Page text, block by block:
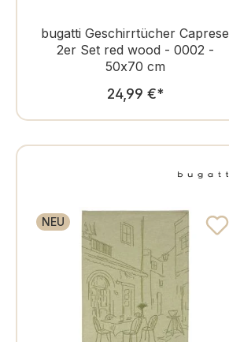
bugatti Geschirrtücher Caprese
2er Set red wood - 0002 -
50x70 cm
Regulärer Preis:
24,99 €*
NEU